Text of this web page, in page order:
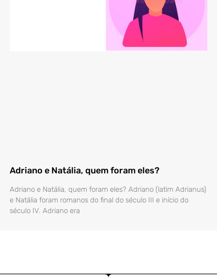
Adriano e Natália, quem foram eles?
Adriano e Natália, quem foram eles? Adriano (latim Adrianus)
e Natália foram romanos do final do século III e início do
século IV. Adriano era